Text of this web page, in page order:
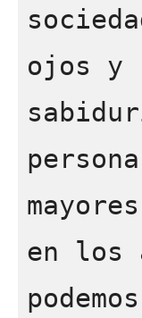
ojos y
en los